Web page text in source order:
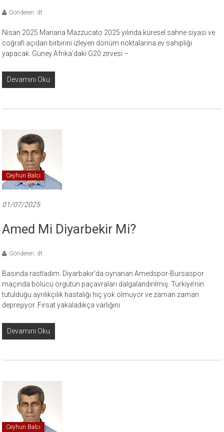
Gönderen: dt
Nisan 2025 Mariana Mazzucato 2025 yılında küresel sahne siyasi ve
coğrafi açıdan birbirini izleyen dönüm noktalarına ev sahipliği
yapacak. Güney Afrika’daki G20 zirvesi –
Devamını Oku
Ceyhun Balcı
01/07/2025
Amed Mi Diyarbekir Mi?
Gönderen: dt
Basında rastladım. Diyarbakır’da oynanan Amedspor-Bursaspor
maçında bölücü örgütün paçavraları dalgalandırılmış. Türkiye’nin
tutulduğu ayrılıkçılık hastalığı hiç yok olmuyor ve zaman zaman
depreşiyor. Fırsat yakaladıkça varlığını
Devamını Oku
Ceyhun Balcı